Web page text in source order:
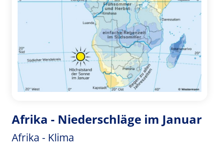
Afrika - Niederschläge im Januar
Afrika - Klima